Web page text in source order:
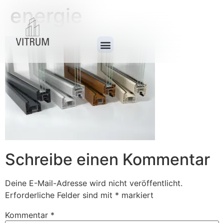
energie
Schreibe einen Kommentar
Deine E-Mail-Adresse wird nicht veröffentlicht.
Erforderliche Felder sind mit * markiert
Kommentar *